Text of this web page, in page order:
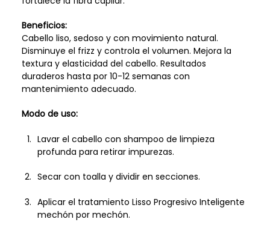
Beneficios:
Cabello liso, sedoso y con movimiento natural.
Disminuye el frizz y controla el volumen. Mejora la
textura y elasticidad del cabello. Resultados
duraderos hasta por 10-12 semanas con
mantenimiento adecuado.
Modo de uso:
Lavar el cabello con shampoo de limpieza
profunda para retirar impurezas.
Secar con toalla y dividir en secciones.
Aplicar el tratamiento Lisso Progresivo Inteligente
mechón por mechón.